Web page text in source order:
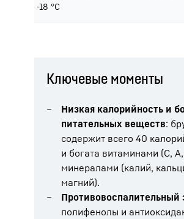
-18 °C
Ключевые моменты
Низкая калорийность и
питательных веществ:
содержит всего 40
и богата витаминами (С,
минералами (калий,
магний).
полифенолы и